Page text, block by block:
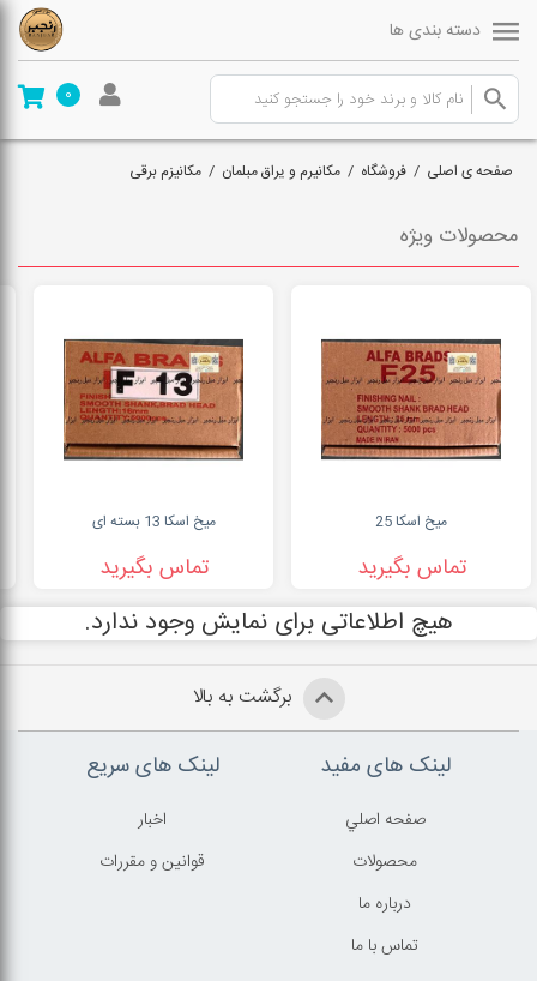
دسته بندی ها
0
صفحه ی اصلی / فروشگاه / مکانیرم و یراق مبلمان / مکانیزم برقی
محصولات ویژه
میخ اسکا 25
تماس بگیرید
میخ اسکا 13 بسته ای
تماس بگیرید
هیچ اطلاعاتی برای نمایش وجود ندارد.
برگشت به بالا
لینک های مفید
صفحه اصلي
محصولات
درباره ما
تماس با ما
لینک های سریع
اخبار
قوانين و مقررات